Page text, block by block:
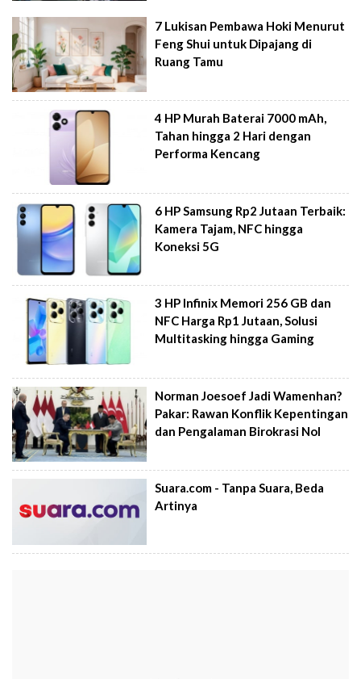
7 Lukisan Pembawa Hoki Menurut
Feng Shui untuk Dipajang di
Ruang Tamu
4 HP Murah Baterai 7000 mAh,
Tahan hingga 2 Hari dengan
Performa Kencang
6 HP Samsung Rp2 Jutaan Terbaik:
Kamera Tajam, NFC hingga
Koneksi 5G
3 HP Infinix Memori 256 GB dan
NFC Harga Rp1 Jutaan, Solusi
Multitasking hingga Gaming
Norman Joesoef Jadi Wamenhan?
Pakar: Rawan Konflik Kepentingan
dan Pengalaman Birokrasi Nol
Suara.com - Tanpa Suara, Beda
Artinya